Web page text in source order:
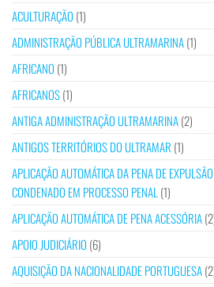
ACULTURAÇÃO (1)
ADMINISTRAÇÃO PÚBLICA ULTRAMARINA(1)
AFRICANO (1)
AFRICANOS(1)
ANTIGA ADMINISTRAÇÃO ULTRAMARINA(2)
ANTIGOS TERRITÓRIOS DO ULTRAMAR (1)
APLICAÇÃO AUTOMÁTICA DA PENA DE
CONDENADO EM PROCESSO PENAL (1)
APLICAÇÃO AUTOMÁTICA DE PENA ACESSÓRIA
APOIO JUDICIÁRIO (6)
AQUISIÇÃO DA NACIONALIDADE PORTUGUESA